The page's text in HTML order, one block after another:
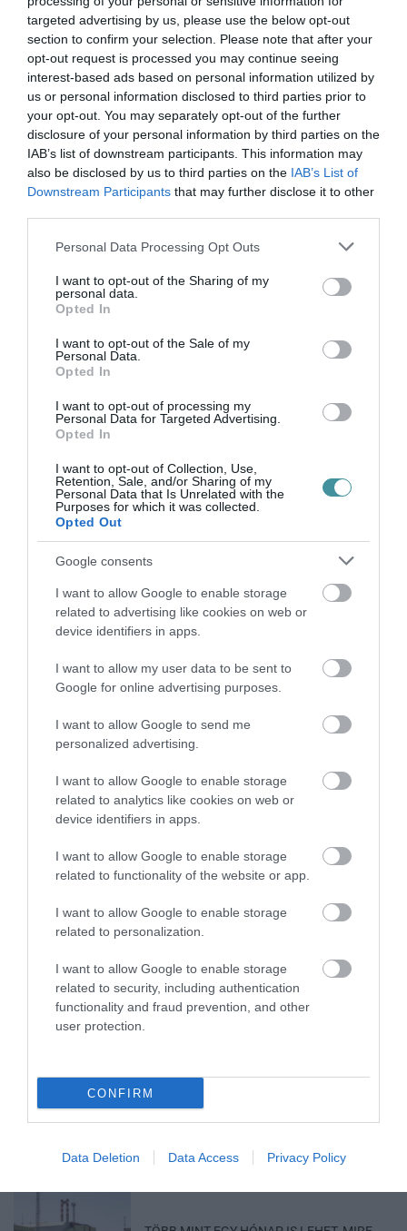
targeted advertising by us, please use the below opt-out
section to confirm your selection. Please note that after your
opt-out request is processed you may continue seeing
interest-based ads based on personal information utilized by
us or personal information disclosed to third parties prior to
your opt-out. You may separately opt-out of the further
disclosure of your personal information by third parties on the
IAB’s list of downstream participants. This information may
also be disclosed by us to third parties on the IAB’s List of
Downstream Participants that may further disclose it to other
Please note that this website/app uses one or more Google
not limited to your visit or usage behaviour. You may click to
grant or deny consent to Google and its third-party tags to
use your data for below specified purposes in below Google
consent section.
Personal Data Processing Opt Outs
I want to opt-out of the Sharing of my
personal data.
Opted In
I want to opt-out of the Sale of my
Personal Data.
Opted In
I want to opt-out of processing my
Personal Data for Targeted Advertising.
Opted In
I want to opt-out of Collection, Use,
Retention, Sale, and/or Sharing of my
Personal Data that Is Unrelated with the
Purposes for which it was collected.
Opted Out
Google consents
I want to allow Google to enable storage
related to advertising like cookies on web or
device identifiers in apps.
I want to allow my user data to be sent to
Google for online advertising purposes.
I want to allow Google to send me
personalized advertising.
I want to allow Google to enable storage
related to analytics like cookies on web or
device identifiers in apps.
I want to allow Google to enable storage
related to functionality of the website or app.
I want to allow Google to enable storage
related to personalization.
I want to allow Google to enable storage
related to security, including authentication
functionality and fraud prevention, and other
user protection.
CONFIRM
Data Deletion Data Access Privacy Policy
Nálunk is egyre jobban terjed a halloweeni
töklámpás készítésének szokása. Ha ilyet
helyezünk el, győződjünk meg róla, hogy a
lámpás közelében ne legyen semmilyen
éghető tárgy, ha pedig a kertbe tesszük a
lámpást, gyertya és mécses helyett elemes
LED izzót tegyünk bele.
Ha valaki a temetőben tüzet észlel, értesítse a
es segélyhívó számot.
Ne maradjon le a legfrissebb hírekről, kövessen
bennünket az EGRI ÜGYEK Google Hírek oldalán!
VISSZA A FŐOLDALRA
Legfrissebb híreink
A GYAKORNOKI MUNKA: LEHETŐSÉGEK ÉS
KIHÍVÁSOK A KARRIER KE...
35 PERCES TANÓRÁK ÉS KEVESEBB HÁZI
FELADAT JÖHET AZ ALSÓ ...
2026. augusztus 08
ELNÖKNEK A TISZA
2026. augusztus 08
ÚJ MAGYAR KÜLÜGYI STRATÉGIA KÉSZÜL,
TATA ELBŰVÖLŐ LÁTVÁNYOSSÁGAI,
2026. augusztus 08 |Promóció